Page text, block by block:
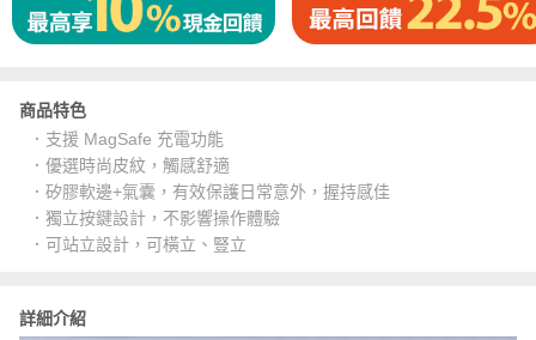
商品特色
．支援 MagSafe 充電功能
．優選時尚皮紋，觸感舒適
．矽膠軟邊+氣囊，有效保護日常意外，握持感佳
．獨立按鍵設計，不影響操作體驗
．可站立設計，可橫立、豎立
詳細介紹